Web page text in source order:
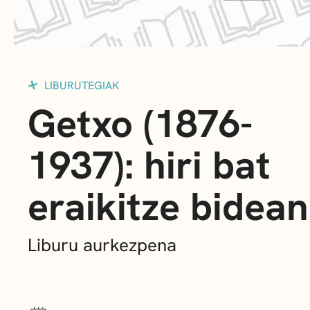
LIBURUTEGIAK
Getxo (1876-
1937): hiri bat
eraikitze bidean
Liburu aurkezpena